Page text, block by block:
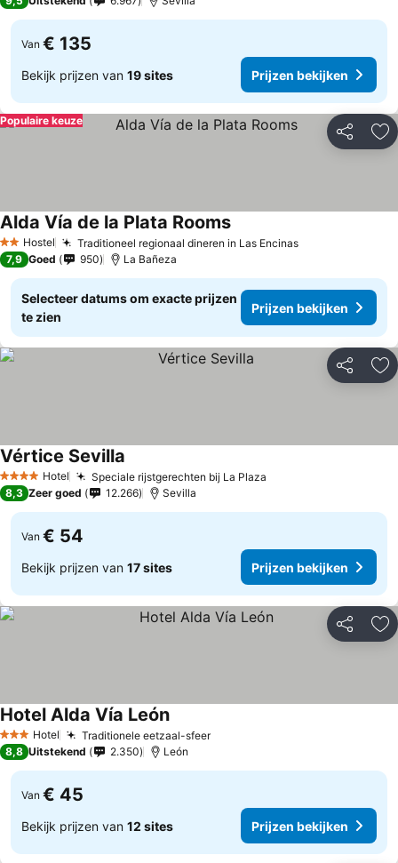
Van € 135
Bekijk prijzen van 19 sites Prijzen bekijken
Delen
Populaire keuze
2 Sterren
Hostel Traditioneel regionaal dineren in Las Encinas
Alda Vía de la Plata Rooms
7,9 Goed 950 La Bañeza
Selecteer datums om exacte prijzen
te zien
Prijzen bekijken
Delen
4 SterrenHotel Speciale rijstgerechten bij La Plaza
Vértice Sevilla
8,3 Zeer goed 12.266 Sevilla
Van € 54
Bekijk prijzen van 17 sites Prijzen bekijken
Delen
3 SterrenHotel Traditionele eetzaal-sfeer
Hotel Alda Vía León
8,8 Uitstekend 2.350 León
Van € 45
Bekijk prijzen van 12 sites Prijzen bekijken